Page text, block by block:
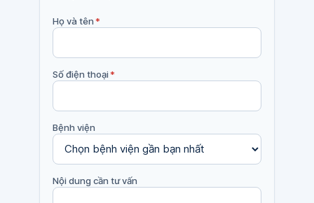
Họ và tên*
Số điện thoại*
Bệnh viện
Nội dung cần tư vấn